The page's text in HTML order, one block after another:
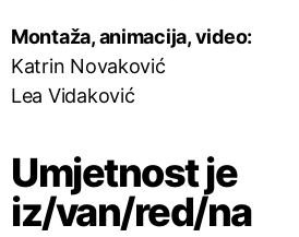
Montaža, animacija, video:
Katrin Novaković
Lea Vidaković
Umjetnost je
iz/van/red/na